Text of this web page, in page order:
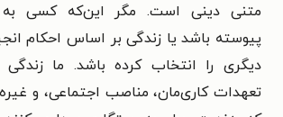
متنی دینی است. مگر این‌که کسی به
پیوسته باشد یا زندگی بر اساس احکام
دیگری را انتخاب کرده باشد. ما
تعهدات کاری‌مان، مناصب اجتماعی، و